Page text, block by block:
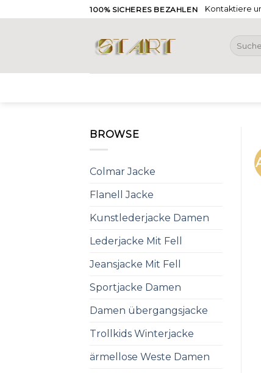
to
100% SICHERES BEZAHLEN Kontaktiere
Suche
nach:
BROWSE
Colmar Jacke
Flanell Jacke
Kunstlederjacke Damen
Lederjacke Mit Fell
Jeansjacke Mit Fell
Sportjacke Damen
Damen übergangsjacke
Trollkids Winterjacke
ärmellose Weste Damen